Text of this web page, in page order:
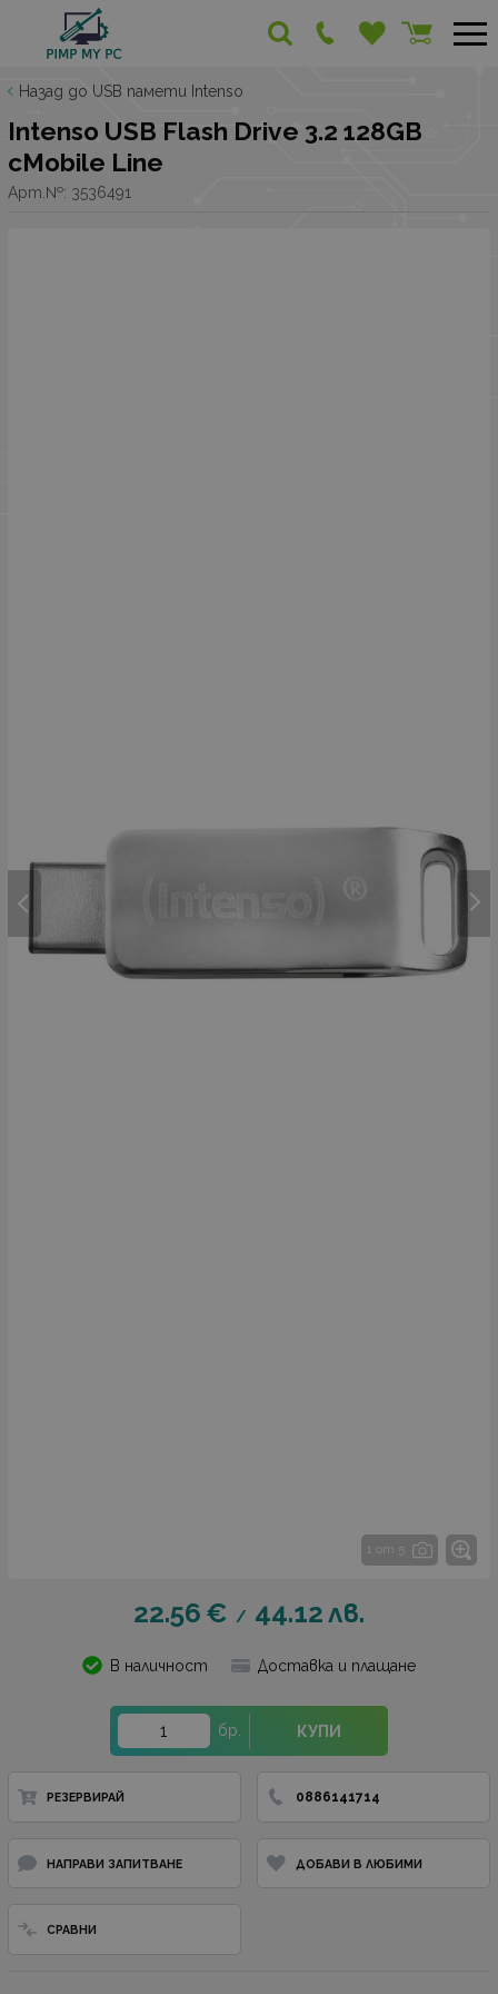
Назад до USB памети Intenso
Intenso USB Flash Drive 3.2 128GB
cMobile Line
Арт.№: 3536491
1 от 5
22.56 € / 44.12лв.
В наличност Доставка и плащане
бр. КУПИ
РЕЗЕРВИРАЙ 0886141714
НАПРАВИ ЗАПИТВАНЕ ДОБАВИ В ЛЮБИМИ
СРАВНИ